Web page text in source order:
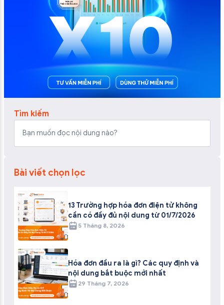
Tìm kiếm
Bài viết chọn lọc
13 Trường hợp hóa đơn điện tử không
cần có đầy đủ nội dung từ 01/7/2026
5 Tháng 8, 2026
Hóa đơn đầu ra là gì? Các quy định và
nội dung bắt buộc mới nhất
29 Tháng 7, 2026